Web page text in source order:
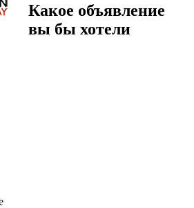
Какое объявление
вы бы хотели